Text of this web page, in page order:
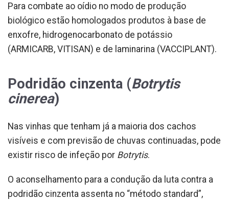
Para combate ao oídio no modo de produção
biológico estão homologados produtos à base de
enxofre, hidrogenocarbonato de potássio
(ARMICARB, VITISAN) e de laminarina (VACCIPLANT).
Podridão cinzenta (Botrytis
cinerea)
Nas vinhas que tenham já a maioria dos cachos
visíveis e com previsão de chuvas continuadas, pode
existir risco de infeção por Botrytis.
O aconselhamento para a condução da luta contra a
podridão cinzenta assenta no “método standard”,